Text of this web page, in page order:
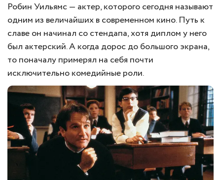
Робин Уильямс — актер, которого сегодня называют
одним из величайших в современном кино. Путь к
славе он начинал со стендапа, хотя диплом у него
был актерский. А когда дорос до большого экрана,
то поначалу примерял на себя почти
исключительно комедийные роли.